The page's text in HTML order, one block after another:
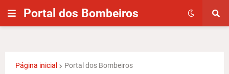
Portal dos Bombeiros
Página inicial Portal dos Bombeiros